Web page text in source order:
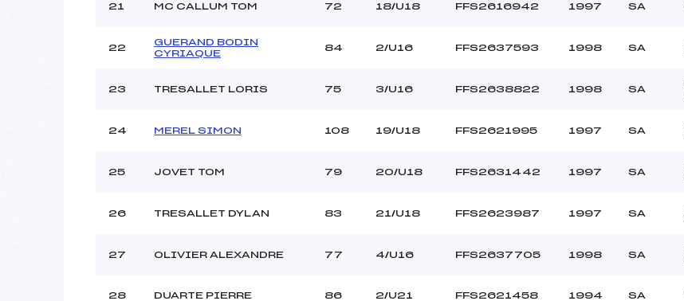
21 MC CALLUM TOM 72 18/U18 FFS2616942 1997 SA
22
GUERAND BODIN
CYRIAQUE
84 2/U16 FFS2637593 1998 SA
23 TRESALLET LORIS 75 3/U16 FFS2638822 1998 SA
24 MEREL SIMON 108 19/U18 FFS2621995 1997 SA
25 JOVET TOM 79 20/U18 FFS2631442 1997 SA
26 TRESALLET DYLAN 83 21/U18 FFS2623987 1997 SA
27 OLIVIER ALEXANDRE 77 4/U16 FFS2637705 1998 SA
28 DUARTE PIERRE 86 2/U21 FFS2621458 1994 SA